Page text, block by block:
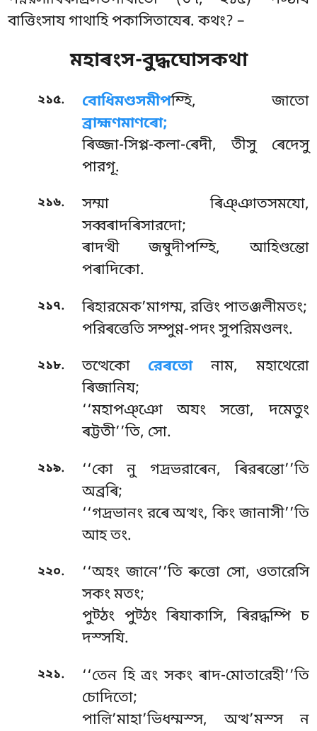
বাত্তিংসায গাথাহি পকাসিতাযেৰ. কথং? –
মহাৰংস-বুদ্ধঘোসকথা
২১৫. বোধিমণ্ডসমীপম্হি,জাতো
ব্রাহ্মণমাণৰো;
ৰিজ্জা-সিপ্প-কলা-ৰেদী, তীসু ৰেদেসু
পারগূ.
২১৬.
সম্মা ৰিঞ্ঞাতসমযো,
সব্বৰাদৰিসারদো;
ৰাদত্থী জম্বুদীপম্হি, আহিণ্ডন্তো
পৰাদিকো.
২১৭.
ৰিহারমেক’মাগম্ম, রত্তিং পাতঞ্জলীমতং;
পরিৰত্তেতি সম্পুণ্ণ-পদং সুপরিমণ্ডলং.
২১৮. তত্থেকো রেৰতোনাম, মহাথেরো
ৰিজানিয;
‘‘মহাপঞ্ঞো অযং সত্তো, দমেতুং
ৰট্টতী’’তি, সো.
২১৯.
‘‘কো নু গদ্রভরাৰেন, ৰিরৰন্তো’’তি
অব্রৰি;
‘‘গদ্রভানং রৰে অত্থং, কিং জানাসী’’তি
আহ তং.
২২০.
‘‘অহং জানে’’তি ৰুত্তো সো, ওতারেসি
সকং মতং;
পুট্ঠং পুট্ঠং ৰিযাকাসি, ৰিরদ্ধম্পি চ
দস্সযি.
২২১.
‘‘তেন হি ত্ৰং সকং ৰাদ-মোতারেহী’’তি
চোদিতো;
পাল়ি’মাহা’ভিধম্মস্স, অত্থ’মস্স ন